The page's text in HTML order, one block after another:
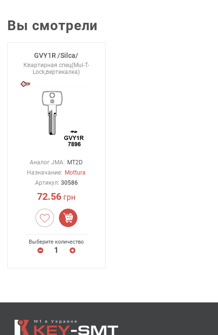
Вы смотрели
GVY1R /Silca/
Квартирная спец(Mul-T-
Lock,вертикалка)
Аналог JMA: MT2D
Назначание: Mottura
Артикул: 30586
72.56 грн
Выберите количество